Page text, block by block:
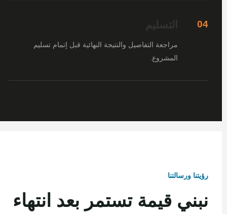
04 التسليم
مراجعة التفاصيل والنتيجة النهائية قبل إتمام تسليم
المشروع.
رؤيتنا ورسالتنا
نبني قيمة تستمر بعد انتهاء